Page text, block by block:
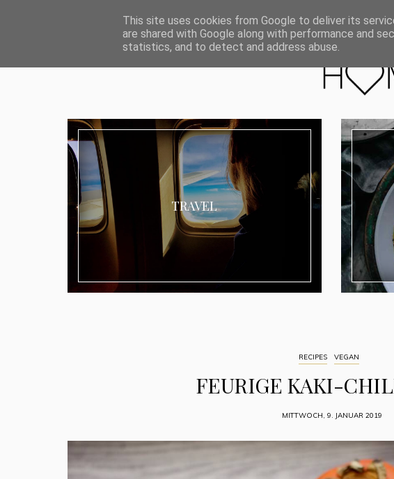
ABOUT I MEDIA & PR IMPRESSUM DATENSCHUTZ KATEGORIEN
TRAVEL
RECIPES VEGAN
FEURIGE KAKI-
MITTWOCH, 9. JANUAR 2019
This site uses cookies from Google to deliver its
are shared with Google along with performance and
statistics, and to detect and address abuse.